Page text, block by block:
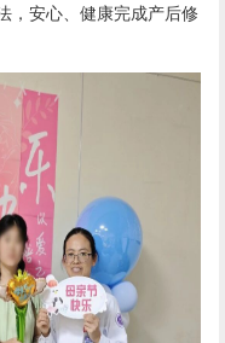
，安心、健康完成产后修